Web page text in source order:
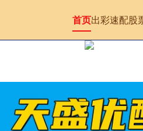
首页出彩速配股